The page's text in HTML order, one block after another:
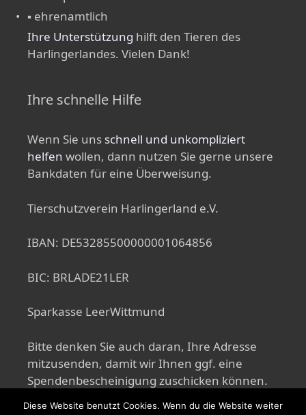
▪ ehrenamtlich
Ihre Unterstützung hilft den Tieren des
Harlingerlandes. Vielen Dank!
Ihre schnelle Hilfe
Wenn Sie uns schnell und unkompliziert
helfen wollen, dann nutzen Sie gerne unsere
Bankdaten für eine Überweisung.
Tierschutzverein Harlingerland e.V.
IBAN: DE53285500000001064856
BIC: BRLADE21LER
Sparkasse LeerWittmund
Bitte denken Sie auch daran, Ihre Adresse
mitzusenden, damit wir Ihnen ggf. eine
Spendenbescheinigung zuschicken können.
Diese Website benutzt Cookies. Wenn du die Website weiter